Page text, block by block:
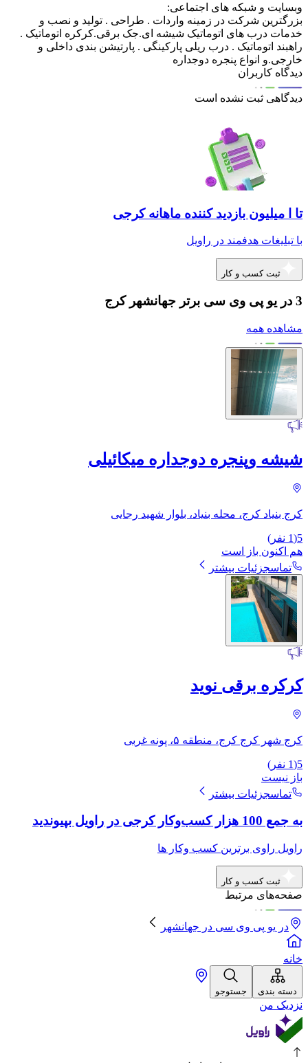
وبسایت و شبکه های اجتماعی:
بزرگترین شرکت در زمینه واردات . طراحی . تولید و نصب و
خدمات درب های اتوماتیک شیشه ای.جک برقی.کرکره اتوماتیک .
راهبند اتوماتیک . درب ریلی پارکینگی . پارتیشن بندی داخلی و
خارجی.و انواع پنجره دوجداره
دیدگاه کاربران
دیدگاهی ثبت نشده است
تا ا میلیون بازدید کننده ماهانه کرجی
با تبلیغات هدفمند در راویل
ثبت کسب و کار
3 در یو پی وی سی برتر جهانشهر کرج
مشاهده همه
شیشه وپنجره دوجداره میکائیلی
کرج بنیاد کرج، محله بنیاد، بلوار شهید رجایی
5
(
1 نفر)
هم اکنون باز است
تماسجزئیات بیشتر
کرکره برقی نوید
کرج شهر کرج کرج، منطقه ۵، پونه غربی
5
(
1 نفر)
باز نیست
تماسجزئیات بیشتر
به جمع 100 هزار کسب‌وکار کرجی در راویل بپیوندید
راویل راوی برترین کسب وکار ها
ثبت کسب و کار
صفحه‌های مرتبط
در یو پی وی سی در جهانشهر
خانه
دسته بندی جستوجو
نزدیک من